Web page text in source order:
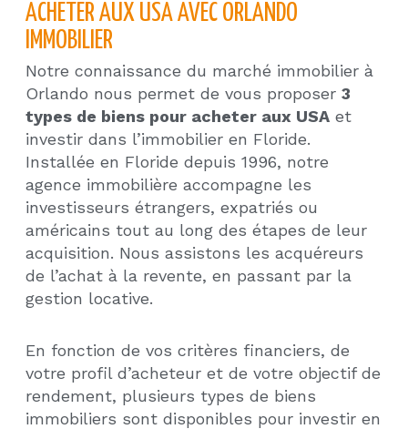
ACHETER AUX USA AVEC ORLANDO
IMMOBILIER
Notre connaissance du marché immobilier à
Orlando nous permet de vous proposer 3
types de biens pour acheter aux USA et
investir dans l’immobilier en Floride.
Installée en Floride depuis 1996, notre
agence immobilière accompagne les
investisseurs étrangers, expatriés ou
américains tout au long des étapes de leur
acquisition. Nous assistons les acquéreurs
de l’achat à la revente, en passant par la
gestion locative.
En fonction de vos critères financiers, de
votre profil d’acheteur et de votre objectif de
rendement, plusieurs types de biens
immobiliers sont disponibles pour investir en